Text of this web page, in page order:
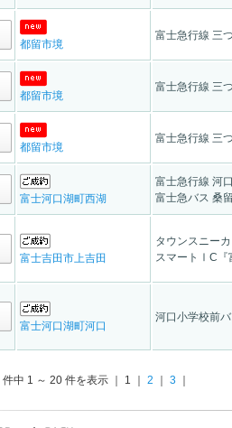
都留市境
富士急行線 三
都留市境
富士急行線 三
都留市境
富士急行線 三
富士河口湖町西湖
富士急行線 河
富士急バス 桑
富士吉田市上吉田
タウンスニー
スマートⅠC『
富士河口湖町河口
河口小学校前
件中 1 ～ 20 件を表示 ｜ 1 ｜ 2 3